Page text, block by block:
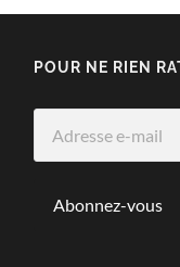
POUR NE RIEN
Abonnez-vous